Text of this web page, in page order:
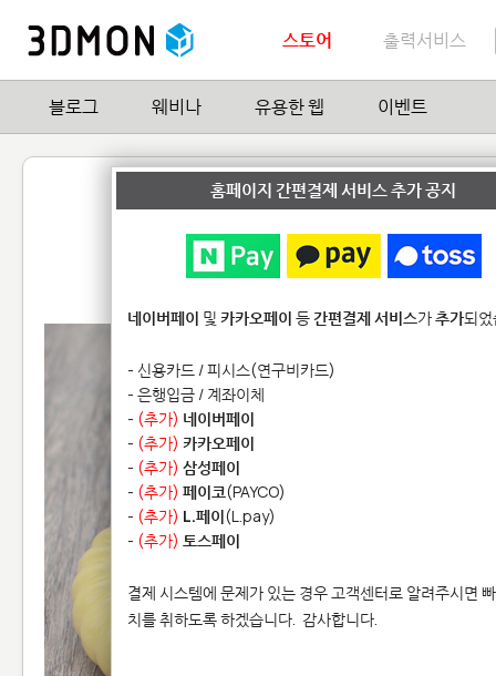
스토어 출력서비스
블로그 웨비나 유용한 웹 이벤트
쎄라믹 Candle 홀더
Anders Hansen 2| Hit15,788
홈페이지 간편결제 서비스 추가 공지
네이버페이 및 카카오페이 등간편결제 서비스가추가되
- 신용카드 / 피시스(연구비카드)
- 은행입금 / 계좌이체
- (추가) 네이버페이
- (추가) 카카오페이
- (추가) 삼성페이
- (추가) 페이코(PAYCO)
- (추가) L.페이(L.pay)
- (추가) 토스페이
결제 시스템에 문제가 있는 경우 고객센터로 알려주시면
치를 취하도록 하겠습니다. 감사합니다.